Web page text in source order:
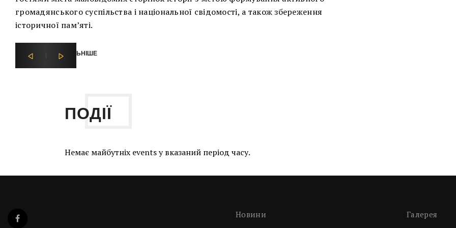
громадянського суспільства і національної свідомості, а також збереження
історичної пам’яті.
ДЕТАЛЬНІШЕ
ПОДІЇ
Немає майбутніх events у вказаний період часу.
Новини Галерея